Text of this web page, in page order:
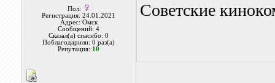
Пол:
Регистрация: 24.01.2021
Адрес: Омск
Сообщений: 4
Сказал(а) спасибо: 0
Поблагодарили: 0 раз(а)
Репутация: 10
Советские